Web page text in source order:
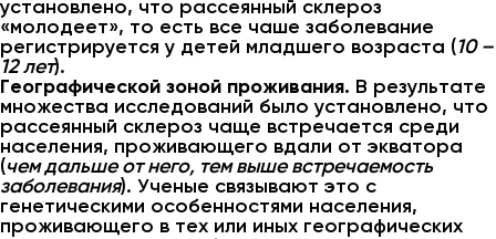
установлено, что рассеянный склероз
«молодеет», то есть все чаше заболевание
регистрируется у детей младшего возраста (10 –
12 лет).
Географической зоной проживания. В результате
множества исследований было установлено, что
рассеянный склероз чаще встречается среди
населения, проживающего вдали от экватора
(чем дальше от него, тем выше встречаемость
заболевания). Ученые связывают это с
генетическими особенностями населения,
проживающего в тех или иных географических